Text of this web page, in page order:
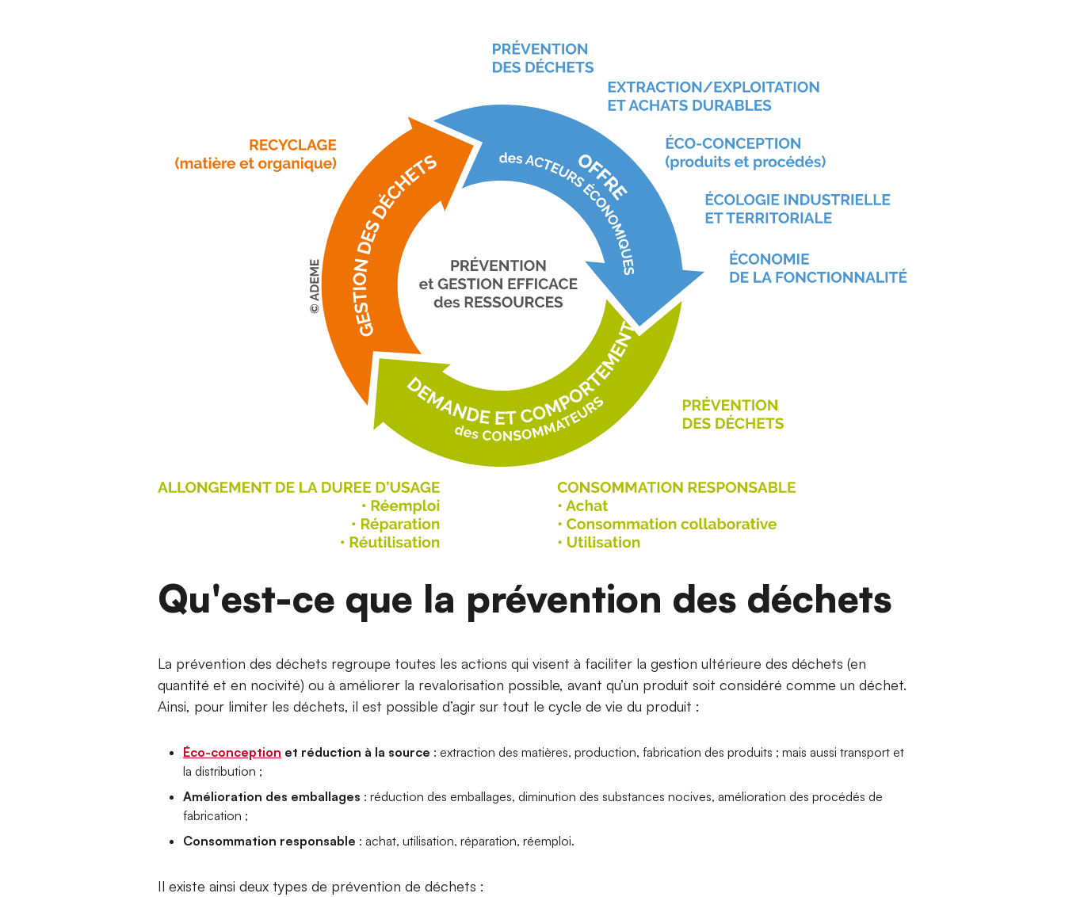
Qu'est-ce que la prévention des déchets
La prévention des déchets regroupe toutes les actions qui visent à faciliter la gestion ultérieure des déchets (en
quantité et en nocivité) ou à améliorer la revalorisation possible, avant qu’un produit soit considéré comme un déchet.
Ainsi, pour limiter les déchets, il est possible d’agir sur tout le cycle de vie du produit :
Éco-conception et réduction à la source : extraction des matières, production, fabrication des produits ; mais aussi transport et
la distribution ;
Amélioration des emballages : réduction des emballages, diminution des substances nocives, amélioration des procédés de
fabrication ;
Consommation responsable : achat, utilisation, réparation, réemploi.
Il existe ainsi deux types de prévention de déchets :